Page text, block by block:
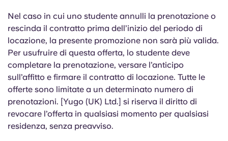
Nel caso in cui uno studente annulli la prenotazione o
rescinda il contratto prima dell’inizio del periodo di
locazione, la presente promozione non sarà più valida.
Per usufruire di questa offerta, lo studente deve
completare la prenotazione, versare l’anticipo
sull’affitto e firmare il contratto di locazione. Tutte le
offerte sono limitate a un determinato numero di
prenotazioni. [Yugo (UK) Ltd.] si riserva il diritto di
revocare l’offerta in qualsiasi momento per qualsiasi
residenza, senza preavviso.